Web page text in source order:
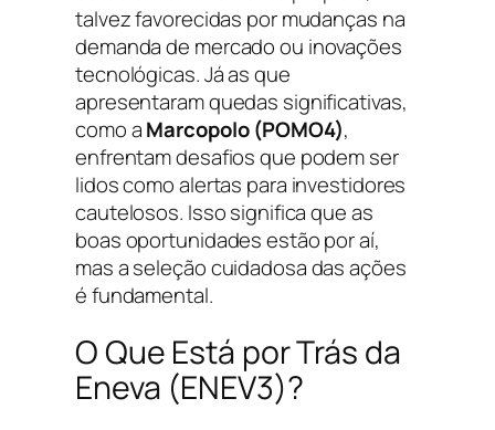
talvez favorecidas por mudanças na
demanda de mercado ou inovações
tecnológicas. Já as que
apresentaram quedas significativas,
como aMarcopolo (POMO4),
enfrentam desafios que podem ser
lidos como alertas para investidores
cautelosos. Isso significa que as
boas oportunidades estão por aí,
mas a seleção cuidadosa das ações
é fundamental.
O Que Está por Trás da
Eneva (ENEV3)?